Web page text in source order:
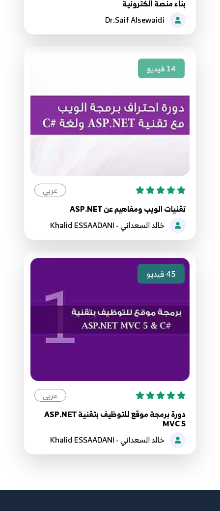
الملفات على الاستضافة
2:41
الخطوة التالية
1:45
بناء منصة الكترونية
14فيديو
عربي
تقنيات الويب ومفاهيم عن ASP.NET
خالد السعداني - Khalid ESSAADANI
45فيديو
عربي
دورة برمجة موقع للتوظيف بتقنية ASP.NET
MVC 5
خالد السعداني - Khalid ESSAADANI